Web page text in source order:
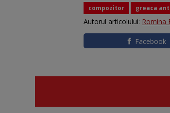
compozitor greaca
Autorul articolului: Romina
Facebook